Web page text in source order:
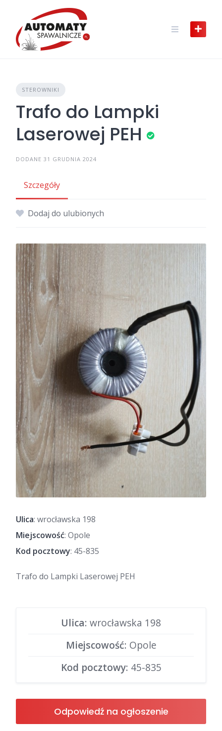
content
STEROWNIKI
Trafo do Lampki
Laserowej PEH
DODANE 31 GRUDNIA 2024
Szczegóły
Dodaj do ulubionych
Ulica: wrocławska 198
Miejscowość: Opole
Kod pocztowy: 45-835
Trafo do Lampki Laserowej PEH
Ulica: wrocławska 198
Miejscowość: Opole
Kod pocztowy: 45-835
Odpowiedź na ogłoszenie